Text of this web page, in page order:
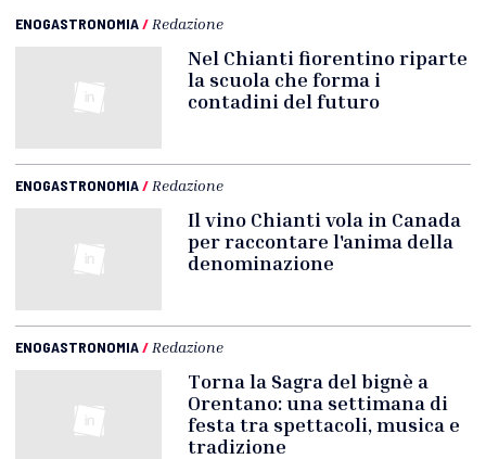
ENOGASTRONOMIA/ Redazione
Nel Chianti fiorentino riparte
la scuola che forma i
contadini del futuro
ENOGASTRONOMIA/ Redazione
Il vino Chianti vola in Canada
per raccontare l'anima della
denominazione
ENOGASTRONOMIA/ Redazione
Torna la Sagra del bignè a
Orentano: una settimana di
festa tra spettacoli, musica e
tradizione